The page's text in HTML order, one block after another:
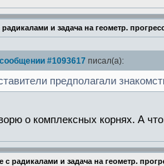
и задача на геометр.
сообщении #1093617 писал(а):
предполагали
о комплексных корнях. А
с радикалами и задача на геометр.